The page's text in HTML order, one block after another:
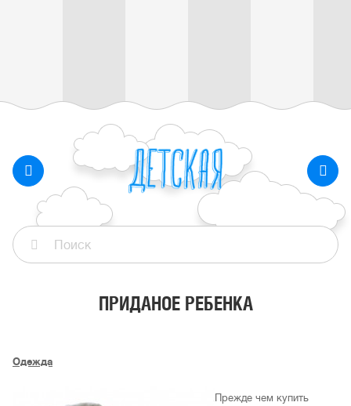
ПРИДАНОЕ РЕБЕНКА
Одежда
Прежде чем купить